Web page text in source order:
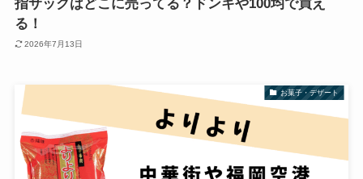
指サックはどこに売ってる？ドンキや100均で買え
る！
2026年7月13日
お菓子・デザート